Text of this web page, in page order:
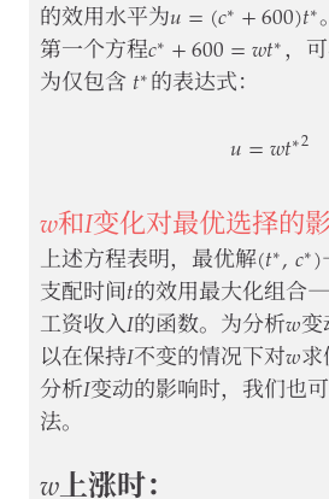
的效用水平为𝑢=(𝑐∗+600)𝑡∗
第一个方程𝑐∗+600=𝑤𝑡∗
c∗+ 600 w t∗，
为仅包含 𝑡∗
t∗的表达式：
𝑢=𝑤𝑡∗2
u =wt∗
𝑤w
和𝐼变化对最优选择的
上述方程表明，最优解(𝑡∗,𝑐∗)
( t ∗, c∗
支配时间𝑡t的效用最大化组
工资收入𝐼
I的函数。为分析𝑤
w
以在保持𝐼
I不变的情况下对𝑤
w
分析𝐼I变动的影响时，我们也
法。
上涨时：